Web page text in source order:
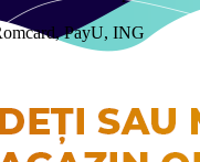
PayU, ING